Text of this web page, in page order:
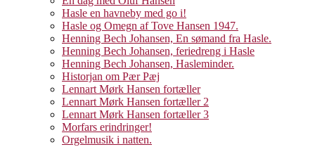
Hasle en havneby med go i!
Hasle og Omegn af Tove Hansen 1947.
Henning Bech Johansen, En sømand fra Hasle.
Henning Bech Johansen, feriedreng i Hasle
Henning Bech Johansen, Hasleminder.
Historjan om Pær Pæj
Lennart Mørk Hansen fortæller
Lennart Mørk Hansen fortæller 2
Lennart Mørk Hansen fortæller 3
Morfars erindringer!
Orgelmusik i natten.